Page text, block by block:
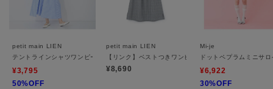
petit main LIEN
テントラインシャツワンピース
¥3,795
50%OFF
petit main LIEN
【リンク】ベストつきワンピース
¥8,690
Mi-je
ドットペプラムミニサ
¥6,922
30%OFF